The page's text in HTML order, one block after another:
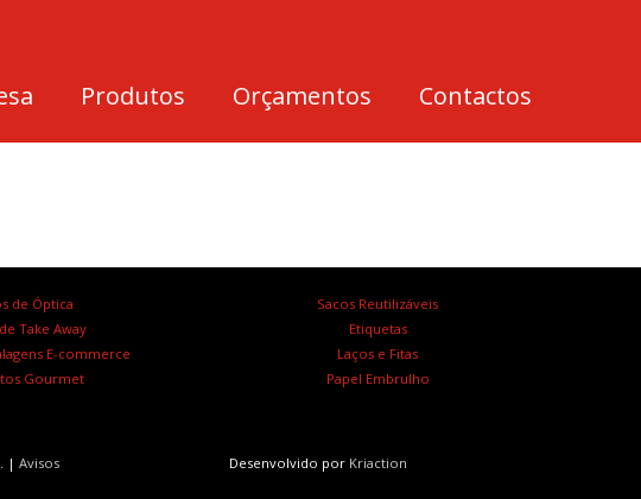
Produtos Orçamentos Contactos
de Óptica
Take Away
E-commerce
Gourmet
Sacos Reutilizáveis
Etiquetas
Laços e Fitas
Papel Embrulho
| Avisos
Desenvolvido por Kriaction